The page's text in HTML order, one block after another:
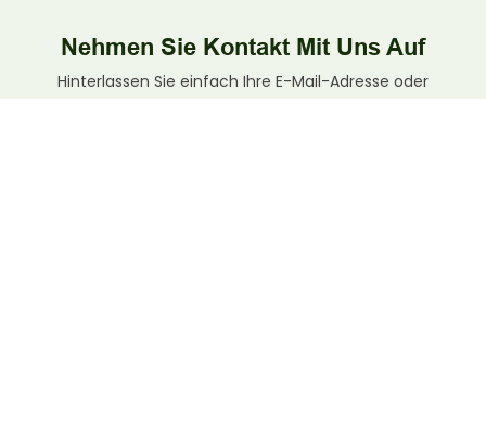
Nehmen Sie Kontakt Mit Uns Auf
Hinterlassen Sie einfach Ihre E-Mail-Adresse oder